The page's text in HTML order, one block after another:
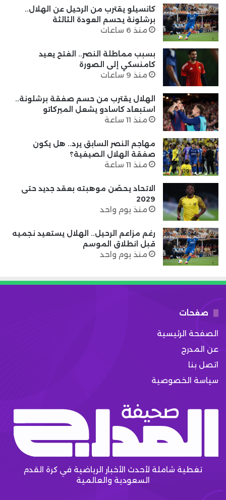
كانسيلو يقترب من الرحيل عن الهلال..
برشلونة يحسم العودة الثالثة
منذ 6 ساعات
بسبب مماطلة النصر.. الفتح يعيد
كامنسكي إلى الصورة
منذ 9 ساعات
الهلال يقترب من حسم صفقة برشلونة..
استبعاد كاسادو يشعل الميركاتو
منذ 11 ساعة
مهاجم النصر السابق يرد.. هل يكون
صفقة الهلال الصيفية؟
منذ 11 ساعة
الاتحاد يحصّن موهبته بعقد جديد حتى
2029
منذ يوم واحد
رغم مزاعم الرحيل.. الهلال يستعيد نجميه
قبل انطلاق الموسم
منذ يوم واحد
صفحات
الصفحة الرئيسية
عن المدرج
اتصل بنا
سياسة الخصوصية
تغطية شاملة لأحدث الأخبار الرياضية في كرة القدم
السعودية والعالمية